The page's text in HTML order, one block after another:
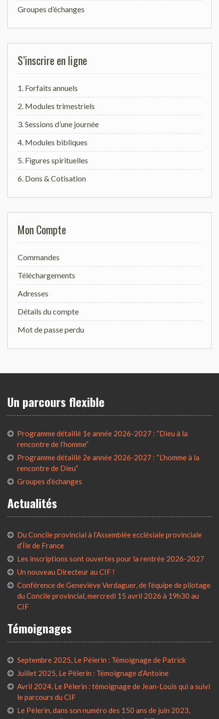
Groupes d’échanges
S’inscrire en ligne
1. Forfaits annuels
2. Modules trimestriels
3. Sessions d’une journée
4. Modules bibliques
5. Figures spirituelles
6. Dons & Cotisation
Mon Compte
Commandes
Téléchargements
Adresses
Détails du compte
Mot de passe perdu
Un parcours flexible
Programme détaillé 1e année 2026-2027 : “Dieu à la
rencontre de l’homme”
Programme détaillé 2e année 2026-2027 : “L’homme à la
rencontre de Dieu”
Groupes d’échanges
Actualités
Du Concile provincial à l’Assemblée ecclésiale provinciale
d’Île de France
Les inscriptions sont ouvertes pour la rentrée 2026-2027
Un nouveau Directeur au CIF !
Conférence de Geneviève Verdaguer, de l’équipe de pilotage
du Concile provincial, mercredi 15 avril 2026 à 19h30 au
CIF
Témoignages
Septembre 2025, Le Pèlerin : Témoignage de Patrick
Juillet 2025, Le Pèlerin : Témoignage d’Antoine
Avril 2024, Le Pèlerin : témoignage de Jean-Louis qui a suivi
le parcours du CIF
Le Pèlerin, dans son numéro des 150 ans de juin 2023,